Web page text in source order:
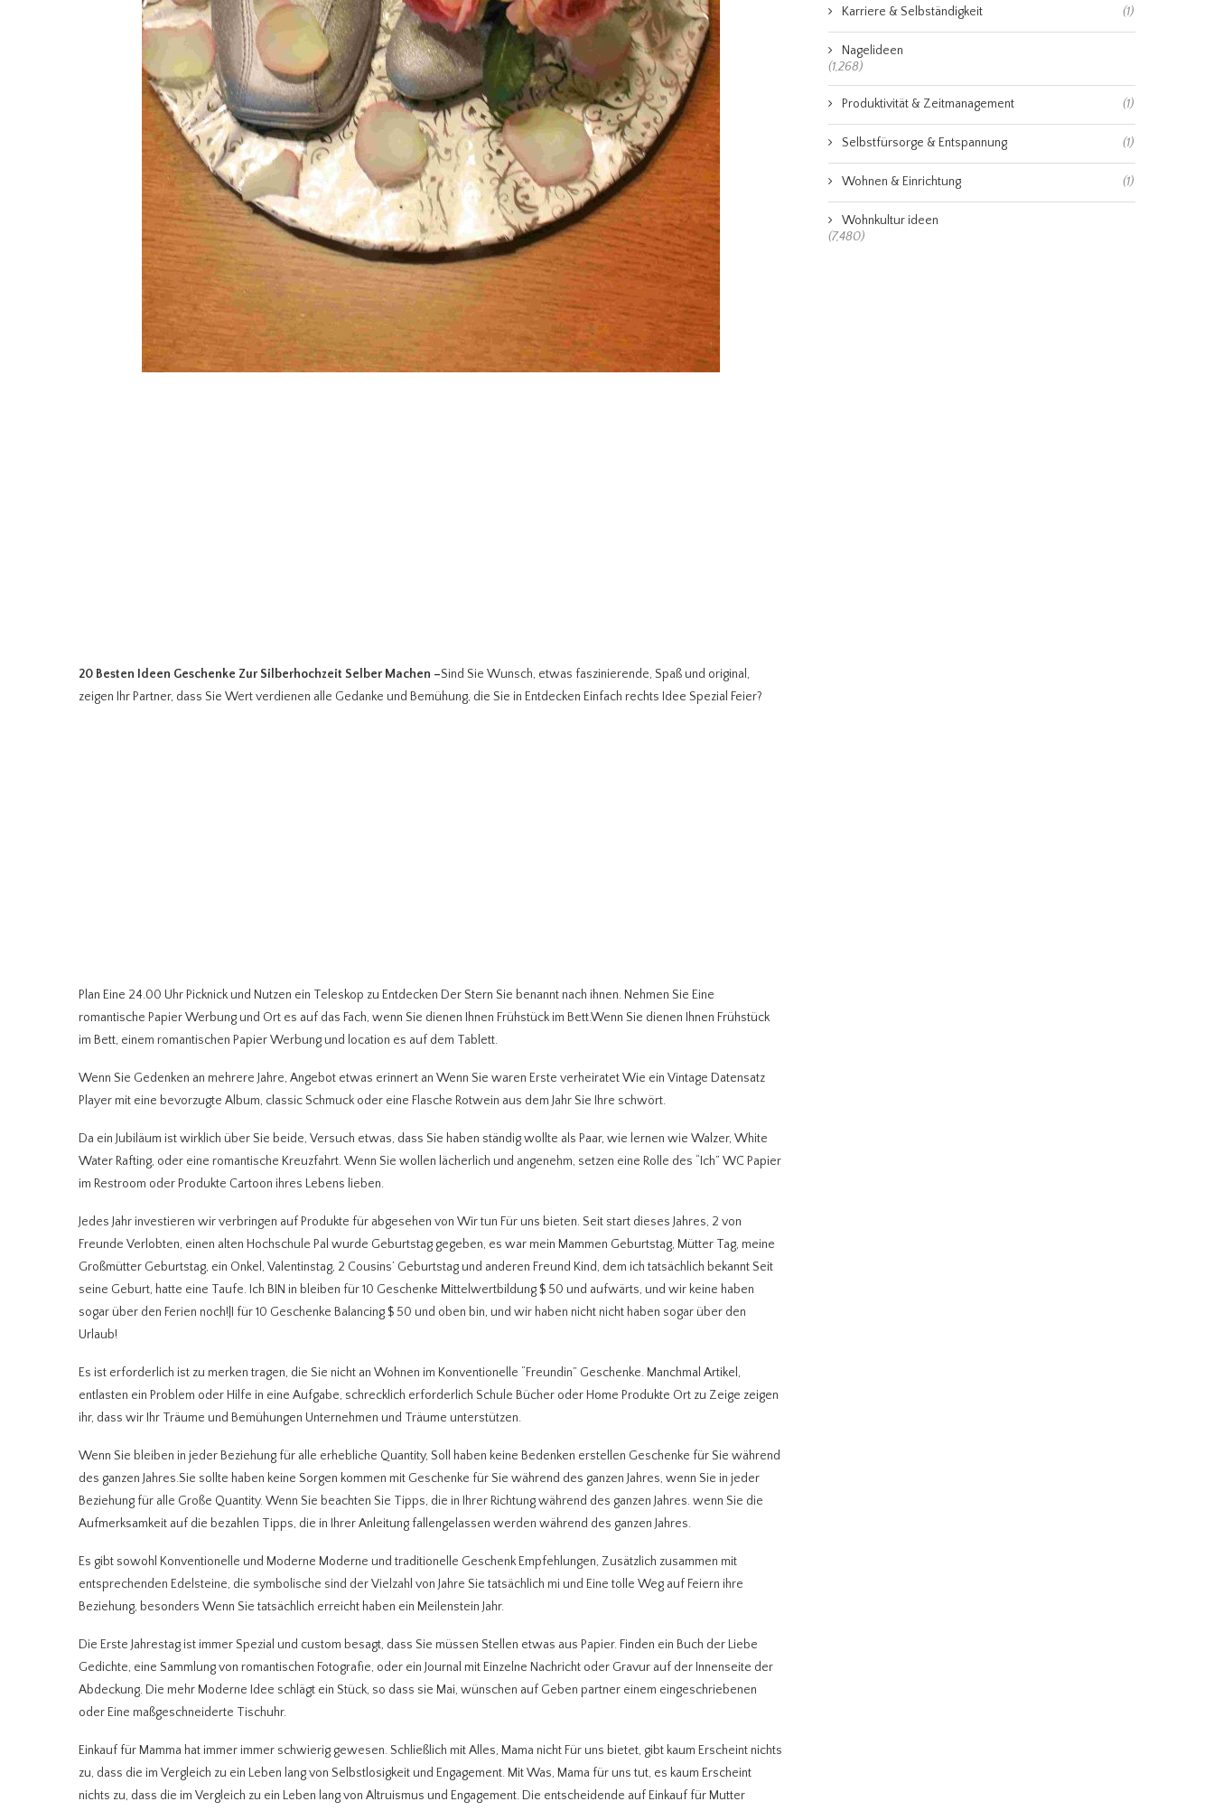
20 Besten Ideen Geschenke Zur Silberhochzeit Selber Machen –Sind Sie Wunsch, etwas faszinierende, Spaß und original,
zeigen Ihr Partner, dass Sie Wert verdienen alle Gedanke und Bemühung, die Sie in Entdecken Einfach rechts Idee Spezial Feier?
Plan Eine 24.00 Uhr Picknick und Nutzen ein Teleskop zu Entdecken Der Stern Sie benannt nach ihnen. Nehmen Sie Eine
romantische Papier Werbung und Ort es auf das Fach, wenn Sie dienen Ihnen Frühstück im Bett.Wenn Sie dienen Ihnen Frühstück
im Bett, einem romantischen Papier Werbung und location es auf dem Tablett.
Wenn Sie Gedenken an mehrere Jahre, Angebot etwas erinnert an Wenn Sie waren Erste verheiratet Wie ein Vintage Datensatz
Player mit eine bevorzugte Album, classic Schmuck oder eine Flasche Rotwein aus dem Jahr Sie Ihre schwört.
Da ein Jubiläum ist wirklich über Sie beide, Versuch etwas, dass Sie haben ständig wollte als Paar, wie lernen wie Walzer, White
Water Rafting, oder eine romantische Kreuzfahrt. Wenn Sie wollen lächerlich und angenehm, setzen eine Rolle des “Ich” WC Papier
im Restroom oder Produkte Cartoon ihres Lebens lieben.
Jedes Jahr investieren wir verbringen auf Produkte für abgesehen von Wir tun Für uns bieten. Seit start dieses Jahres, 2 von
Freunde Verlobten, einen alten Hochschule Pal wurde Geburtstag gegeben, es war mein Mammen Geburtstag, Mütter Tag, meine
Großmütter Geburtstag, ein Onkel, Valentinstag, 2 Cousins’ Geburtstag und anderen Freund Kind, dem ich tatsächlich bekannt Seit
seine Geburt, hatte eine Taufe. Ich BIN in bleiben für 10 Geschenke Mittelwertbildung $ 50 und aufwärts, und wir keine haben
sogar über den Ferien noch!|I für 10 Geschenke Balancing $ 50 und oben bin, und wir haben nicht nicht haben sogar über den
Urlaub!
Es ist erforderlich ist zu merken tragen, die Sie nicht an Wohnen im Konventionelle “Freundin” Geschenke. Manchmal Artikel,
entlasten ein Problem oder Hilfe in eine Aufgabe, schrecklich erforderlich Schule Bücher oder Home Produkte Ort zu Zeige zeigen
ihr, dass wir Ihr Träume und Bemühungen Unternehmen und Träume unterstützen.
Wenn Sie bleiben in jeder Beziehung für alle erhebliche Quantity, Soll haben keine Bedenken erstellen Geschenke für Sie während
des ganzen Jahres.Sie sollte haben keine Sorgen kommen mit Geschenke für Sie während des ganzen Jahres, wenn Sie in jeder
Beziehung für alle Große Quantity. Wenn Sie beachten Sie Tipps, die in Ihrer Richtung während des ganzen Jahres. wenn Sie die
Aufmerksamkeit auf die bezahlen Tipps, die in Ihrer Anleitung fallengelassen werden während des ganzen Jahres.
Es gibt sowohl Konventionelle und Moderne Moderne und traditionelle Geschenk Empfehlungen, Zusätzlich zusammen mit
entsprechenden Edelsteine, die symbolische sind der Vielzahl von Jahre Sie tatsächlich mi und Eine tolle Weg auf Feiern ihre
Beziehung, besonders Wenn Sie tatsächlich erreicht haben ein Meilenstein Jahr.
Die Erste Jahrestag ist immer Spezial und custom besagt, dass Sie müssen Stellen etwas aus Papier. Finden ein Buch der Liebe
Gedichte, eine Sammlung von romantischen Fotografie, oder ein Journal mit Einzelne Nachricht oder Gravur auf der Innenseite der
Abdeckung. Die mehr Moderne Idee schlägt ein Stück, so dass sie Mai, wünschen auf Geben partner einem eingeschriebenen
oder Eine maßgeschneiderte Tischuhr.
Einkauf für Mamma hat immer immer schwierig gewesen. Schließlich mit Alles, Mama nicht Für uns bietet, gibt kaum Erscheint nichts
zu, dass die im Vergleich zu ein Leben lang von Selbstlosigkeit und Engagement. Mit Was, Mama für uns tut, es kaum Erscheint
nichts zu, dass die im Vergleich zu ein Leben lang von Altruismus und Engagement. Die entscheidende auf Einkauf für Mutter
Karriere & Selbständigkeit (1)
Nagelideen
(1,268)
Produktivität & Zeitmanagement (1)
Selbstfürsorge & Entspannung (1)
Wohnen & Einrichtung (1)
Wohnkultur ideen
(7,480)